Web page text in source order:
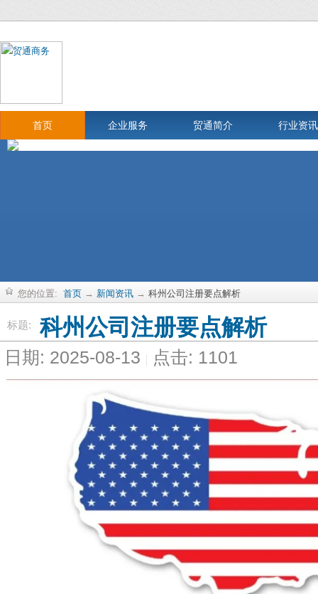
首页 企业服务 贸通简介 行业资讯
您的位置: 首页 → 新闻资讯 → 科州公司注册要点解析
标题: 科州公司注册要点解析
日期: 2025-08-13 点击: 1101